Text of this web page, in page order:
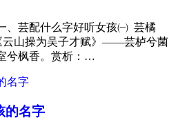
、芸配什么字好听女孩㈠ 芸橘
云山操为吴子才赋》——芸栌兮菌
兮枫香。赏析：…
的名字